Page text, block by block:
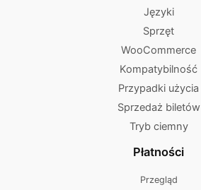
Języki
Sprzęt
WooCommerce
Kompatybilność
Przypadki użycia
Sprzedaż biletów
Tryb ciemny
Płatności
Przegląd